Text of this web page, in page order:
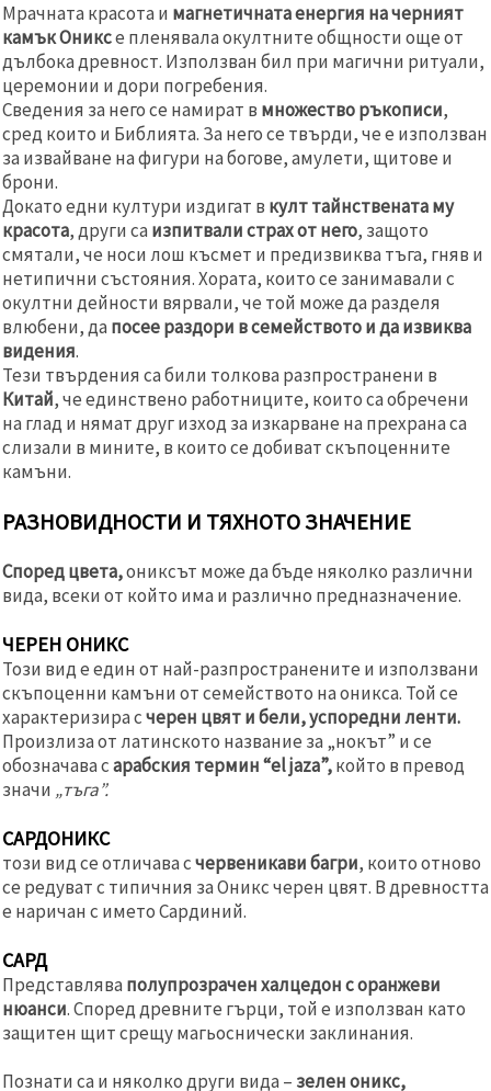
Мрачната красота и магнетичната енергия на черният
камък Ониксе пленявала окултните общности още от
дълбока древност. Използван бил при магични ритуали,
церемонии и дори погребения.
Сведения за него се намират в множество ръкописи,
сред които и Библията. За него се твърди, че е използван
за извайване на фигури на богове, амулети, щитове и
брони.
Докато едни култури издигат в култ тайнствената му
красота, други са изпитвали страх от него, защото
смятали, че носи лош късмет и предизвиква тъга, гняв и
нетипични състояния. Хората, които се занимавали с
окултни дейности вярвали, че той може да разделя
влюбени, да посее раздори в семейството и да извиква
видения.
Тези твърдения са били толкова разпространени в
Китай, че единствено работниците, които са обречени
на глад и нямат друг изход за изкарване на прехрана са
слизали в мините, в които се добиват скъпоценните
камъни.
РАЗНОВИДНОСТИ И ТЯХНОТО ЗНАЧЕНИЕ
Според цвета,ониксът може да бъде няколко различни
вида, всеки от който има и различно предназначение.
ЧЕРЕН ОНИКС
Този вид е един от най-разпространените и използвани
скъпоценни камъни от семейството на оникса. Той се
характеризира счерен цвят и бели, успоредни ленти.
Произлиза от латинското название за „нокът” и се
обозначава сарабския термин “el jaza”,който в превод
значи „тъга”.
САРДОНИКС
този вид се отличава счервеникави багри, които отново
се редуват с типичния за Оникс черен цвят. В древността
е наричан с името Сардиний.
САРД
Представлява полупрозрачен халцедон с оранжеви
нюанси. Според древните гърци, той е използван като
защитен щит срещу магьоснически заклинания.
Познати са и няколко други вида – зелен оникс,